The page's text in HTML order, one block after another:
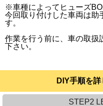
※車種によってヒューズ
今回取り付けした車両は助
す。
作業を行う前に、車の取扱
下さい。
DIY手順を詳
STEP2